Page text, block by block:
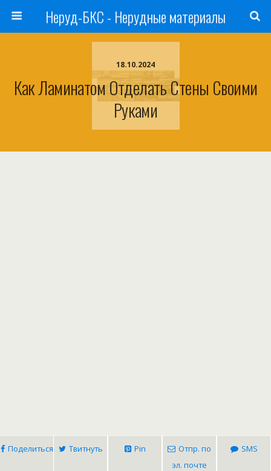
Неруд-БКС - Нерудные материалы
18.10.2024
Как Ламинатом Отделать Стены Своими
Руками
Поделиться Твитнуть Pin
Отпр. по
эл. почте
SMS